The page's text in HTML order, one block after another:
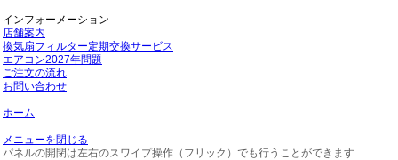
インフォーメーション
店舗案内
換気扇フィルター定期交換サービス
エアコン2027年問題
ご注文の流れ
お問い合わせ
ホーム
メニューを閉じる
パネルの開閉は左右のスワイプ操作（フリック）でも行うことができます